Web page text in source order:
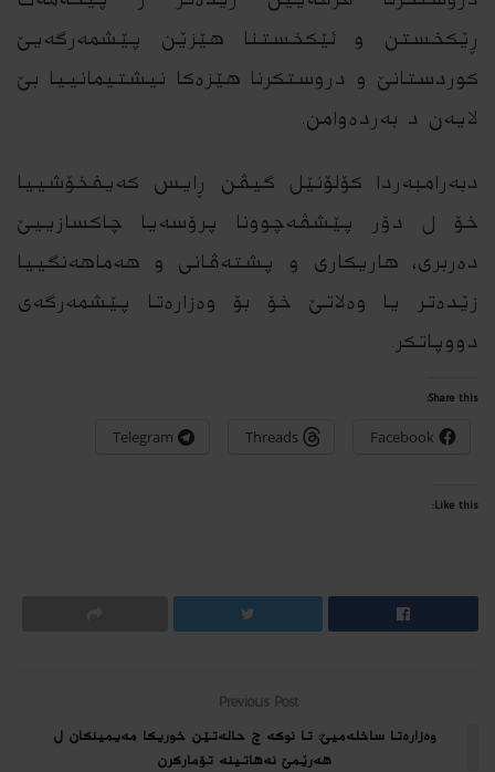
ڕێكخستن و ئێكخستنا هێزێن پێشمه‌رگه‌یێ
كوردستانێ و دروستكرنا هێزه‌كا نیشتیمانییا بێ
لایه‌ن د به‌رده‌وامن.
دبه‌رامبه‌ردا كۆلۆنێل گیڤن ڕایس كه‌یفخۆشییا
خۆ ل دۆر پێشڤه‌چوونا پرۆسه‌یا چاكسازییێ
ده‌ربرى، هاریكارى و پشته‌ڤانى و هه‌ماهه‌نگییا
زێده‌تر یا وه‌لاتێ خۆ بۆ وه‌زاره‌تا پێشمه‌رگه‌ى
دووپاتكر.
Share this:
Facebook
Threads
Telegram
Like this:
Previous Post
وه‌زاره‌تا ساخله‌میێ: تا نوکە چ حالەتێن خوریکا مەیمینکان ل
هه‌رێمێ نەهاتینە تۆمارکرن